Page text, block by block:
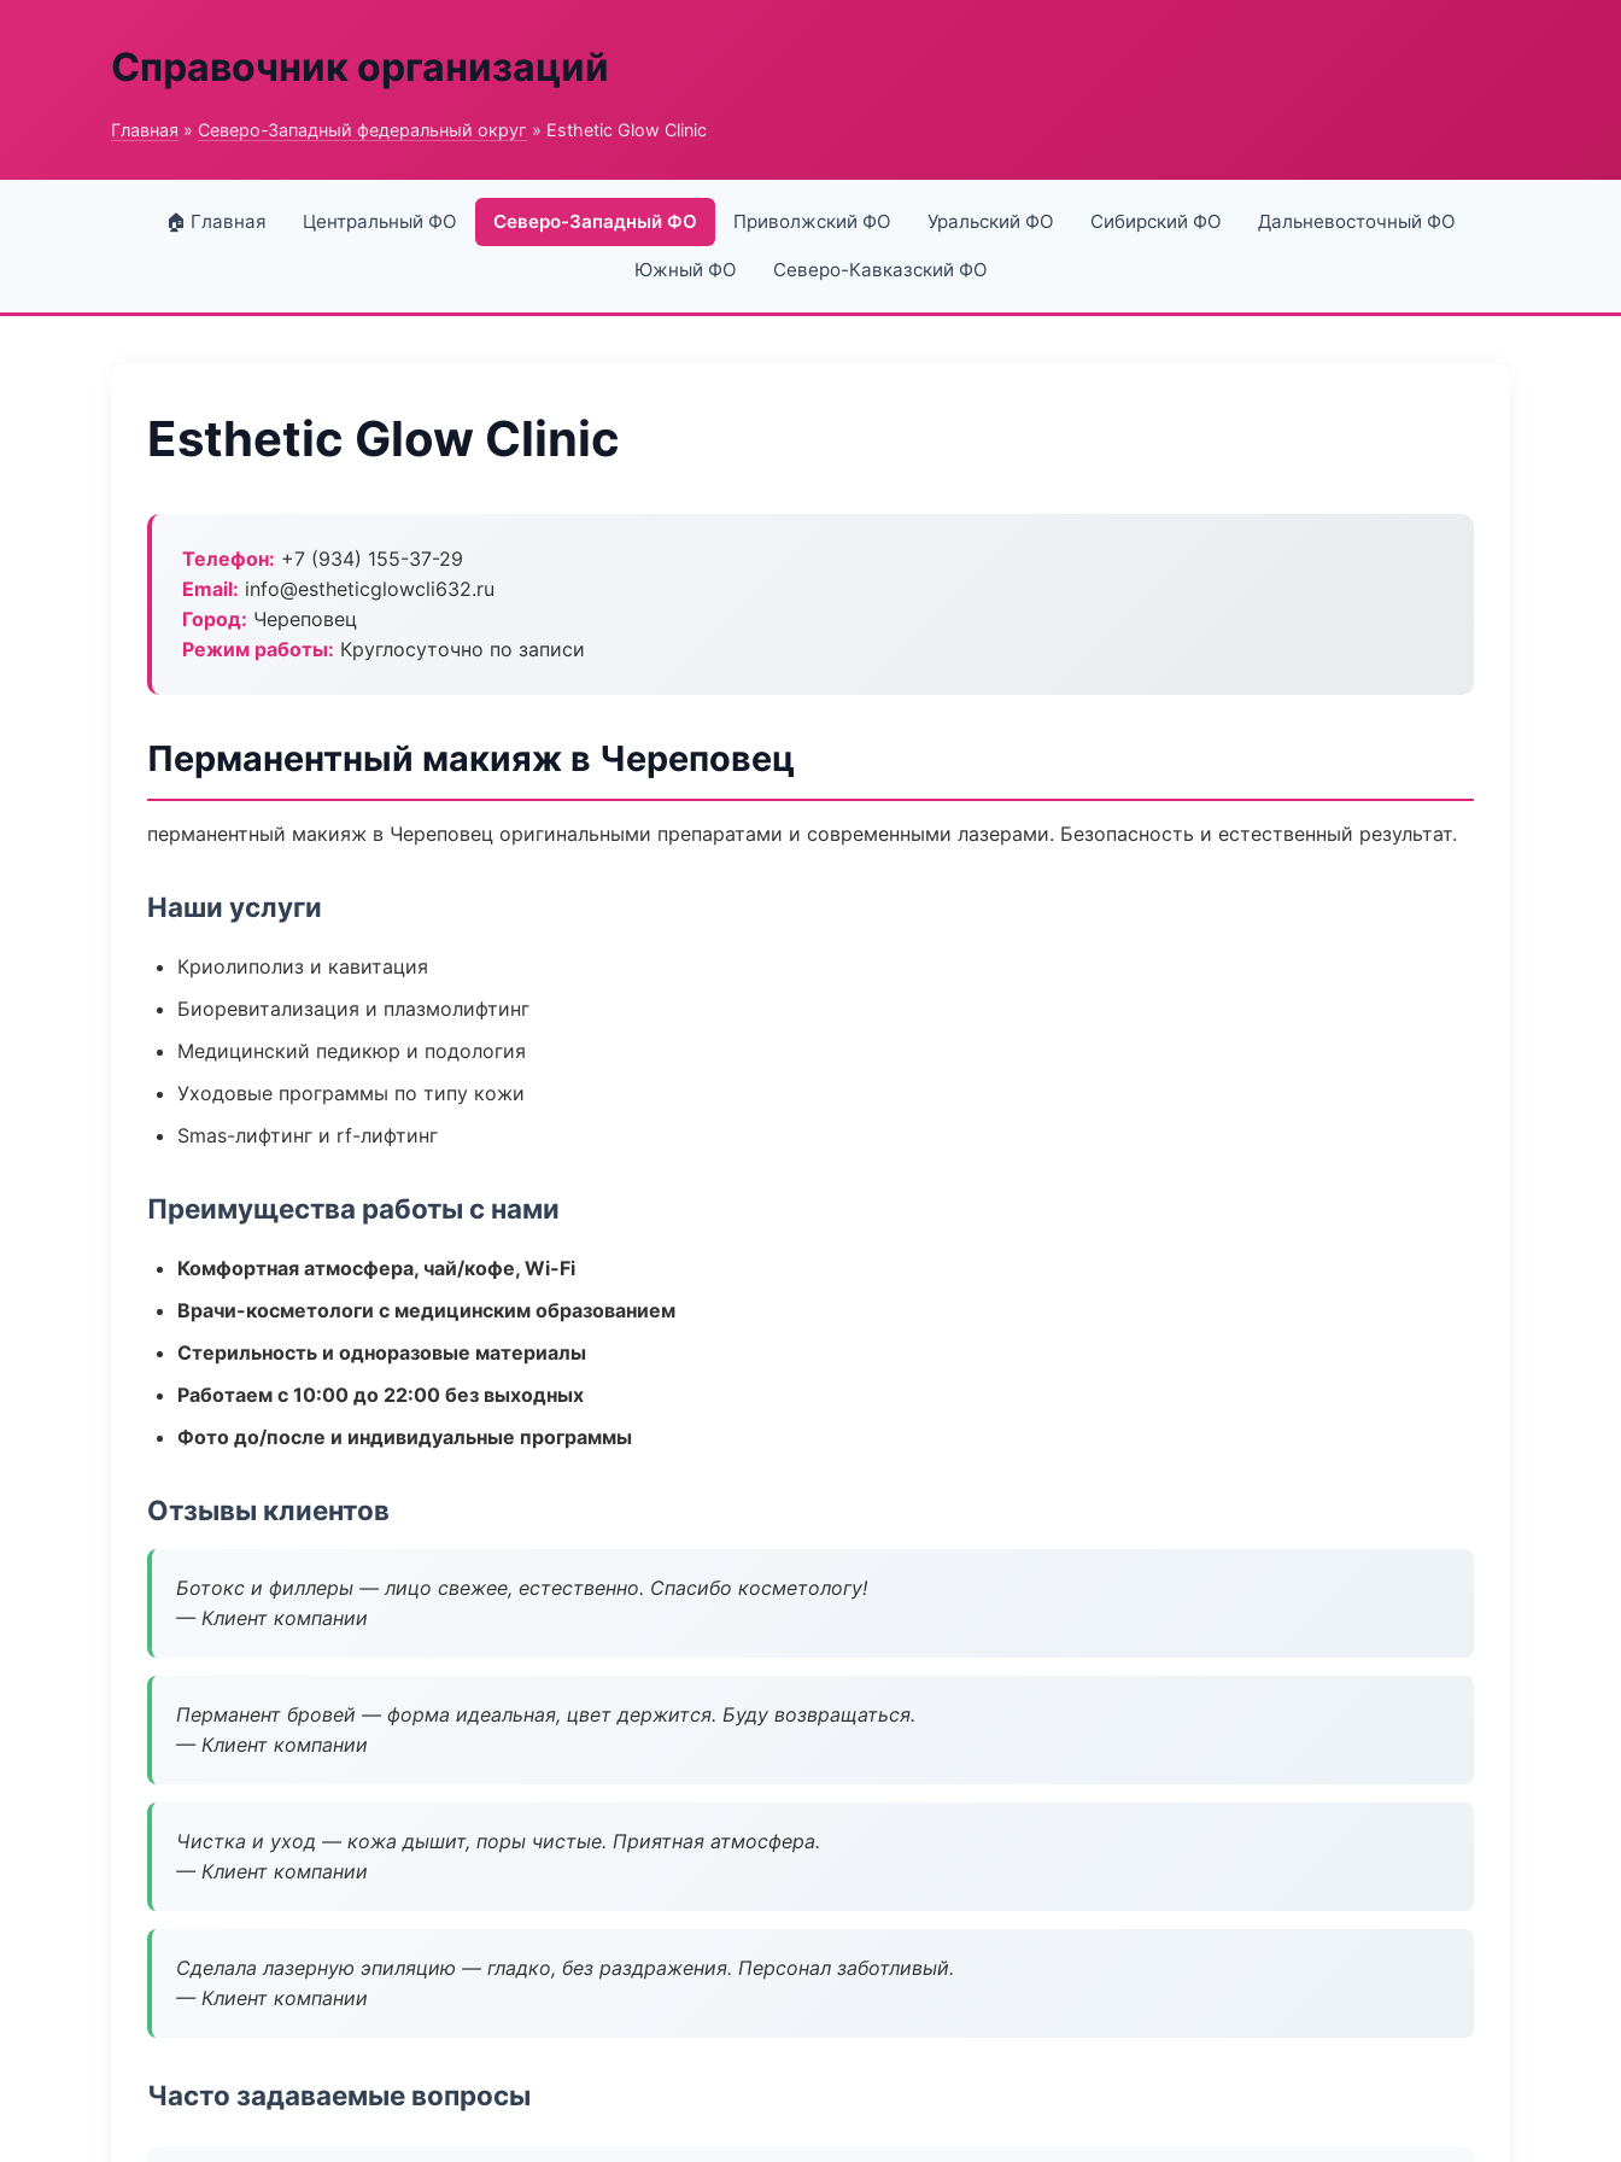
Справочник организаций
Главная » Северо-Западный федеральный округ » Esthetic Glow Clinic
🏠 Главная Центральный ФО Северо-Западный ФО Приволжский ФО Уральский ФО Сибирский ФО Дальневосточный ФО
Южный ФО Северо-Кавказский ФО
Esthetic Glow Clinic
Телефон: +7 (934) 155-37-29
Email: info@estheticglowcli632.ru
Город: Череповец
Режим работы: Круглосуточно по записи
Перманентный макияж в Череповец
перманентный макияж в Череповец оригинальными препаратами и современными лазерами. Безопасность и естественный результат.
Наши услуги
Криолиполиз и кавитация
Биоревитализация и плазмолифтинг
Медицинский педикюр и подология
Уходовые программы по типу кожи
Smas-лифтинг и rf-лифтинг
Преимущества работы с нами
Комфортная атмосфера, чай/кофе, Wi-Fi
Врачи-косметологи с медицинским образованием
Стерильность и одноразовые материалы
Работаем с 10:00 до 22:00 без выходных
Фото до/после и индивидуальные программы
Отзывы клиентов
Ботокс и филлеры — лицо свежее, естественно. Спасибо косметологу!
— Клиент компании
Перманент бровей — форма идеальная, цвет держится. Буду возвращаться.
— Клиент компании
Чистка и уход — кожа дышит, поры чистые. Приятная атмосфера.
— Клиент компании
Сделала лазерную эпиляцию — гладко, без раздражения. Персонал заботливый.
— Клиент компании
Часто задаваемые вопросы